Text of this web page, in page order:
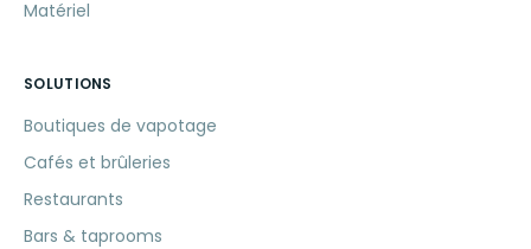
Matériel
SOLUTIONS
Boutiques de vapotage
Cafés et brûleries
Restaurants
Bars & taprooms